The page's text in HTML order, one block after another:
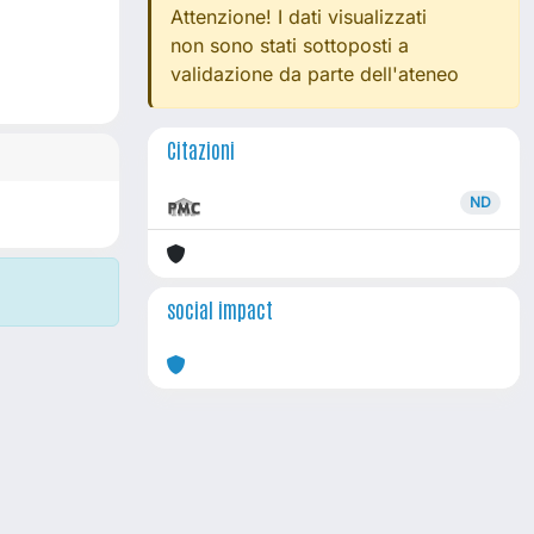
Attenzione! I dati visualizzati
non sono stati sottoposti a
validazione da parte dell'ateneo
Citazioni
ND
social impact